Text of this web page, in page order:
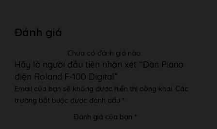
Đánh giá
Chưa có đánh giá nào.
Hãy là người đầu tiên nhận xét “Đàn Piano
điện Roland F-100 Digital”
Email của bạn sẽ không được hiển thị công khai. Các
trường bắt buộc được đánh dấu *
Đánh giá của bạn *